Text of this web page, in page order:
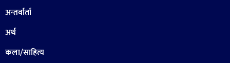
अन्तर्वार्ता
अर्थ
कला/साहित्य